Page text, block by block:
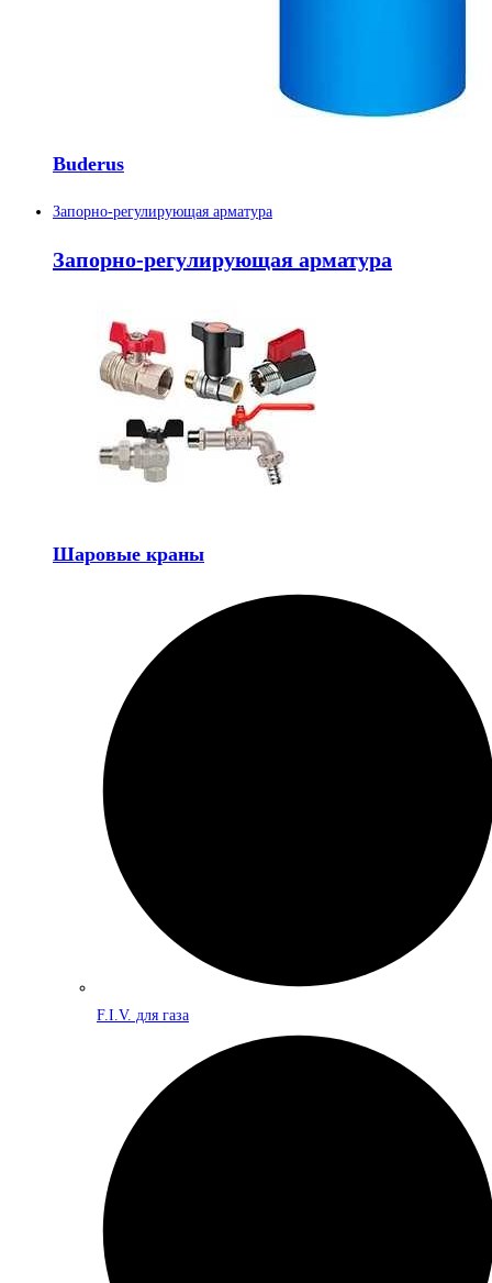
Buderus
Запорно-регулирующая арматура
Запорно-регулирующая арматура
Шаровые краны
F.I.V. для газа